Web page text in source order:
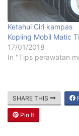
Ketahui Ciri kampas
Kopling Mobil Matic
17/01/2018
In "Tips perawatan
SHARE THIS
Pin It